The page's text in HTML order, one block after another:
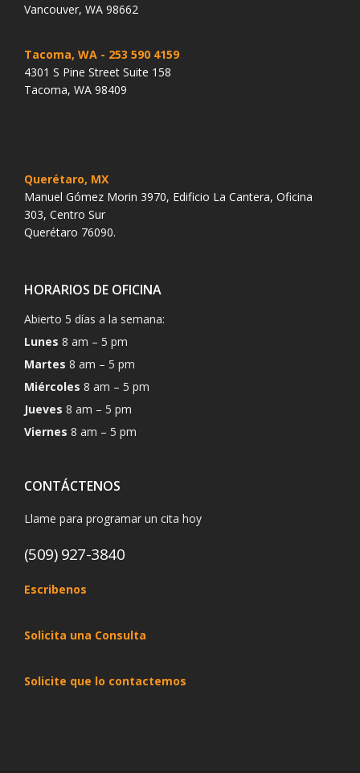
Vancouver, WA 98662
Tacoma, WA - 253 590 4159
4301 S Pine Street Suite 158
Tacoma, WA 98409
Querétaro, MX
Manuel Gómez Morin 3970, Edificio La Cantera, Oficina
303, Centro Sur
Querétaro 76090.
HORARIOS DE OFICINA
Abierto 5 días a la semana:
Lunes 8 am – 5 pm
Martes 8 am – 5 pm
Miércoles 8 am – 5 pm
Jueves 8 am – 5 pm
Viernes 8 am – 5 pm
CONTÁCTENOS
Llame para programar un cita hoy
(509) 927-3840
Escribenos
Solicita una Consulta
Solicite que lo contactemos